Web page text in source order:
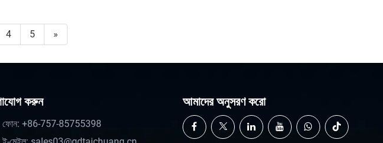
4 5 »
করুন
ফোন: +86-757-85755398
আমাদের অনুসরণ করো